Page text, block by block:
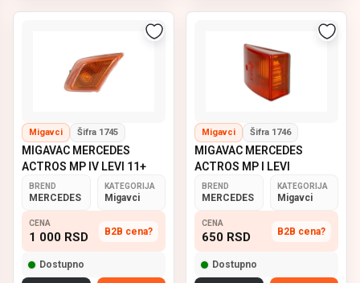
Migavci Šifra 1745
MIGAVAC MERCEDES
ACTROS MP IV LEVI 11+
BREND
MERCEDES
KATEGORIJA
Migavci
CENA
1 000 RSD B2B cena?
Dostupno
Migavci Šifra 1746
MIGAVAC MERCEDES
ACTROS MP I LEVI
BREND
MERCEDES
KATEGORIJA
Migavci
CENA
650 RSD B2B cena?
Dostupno